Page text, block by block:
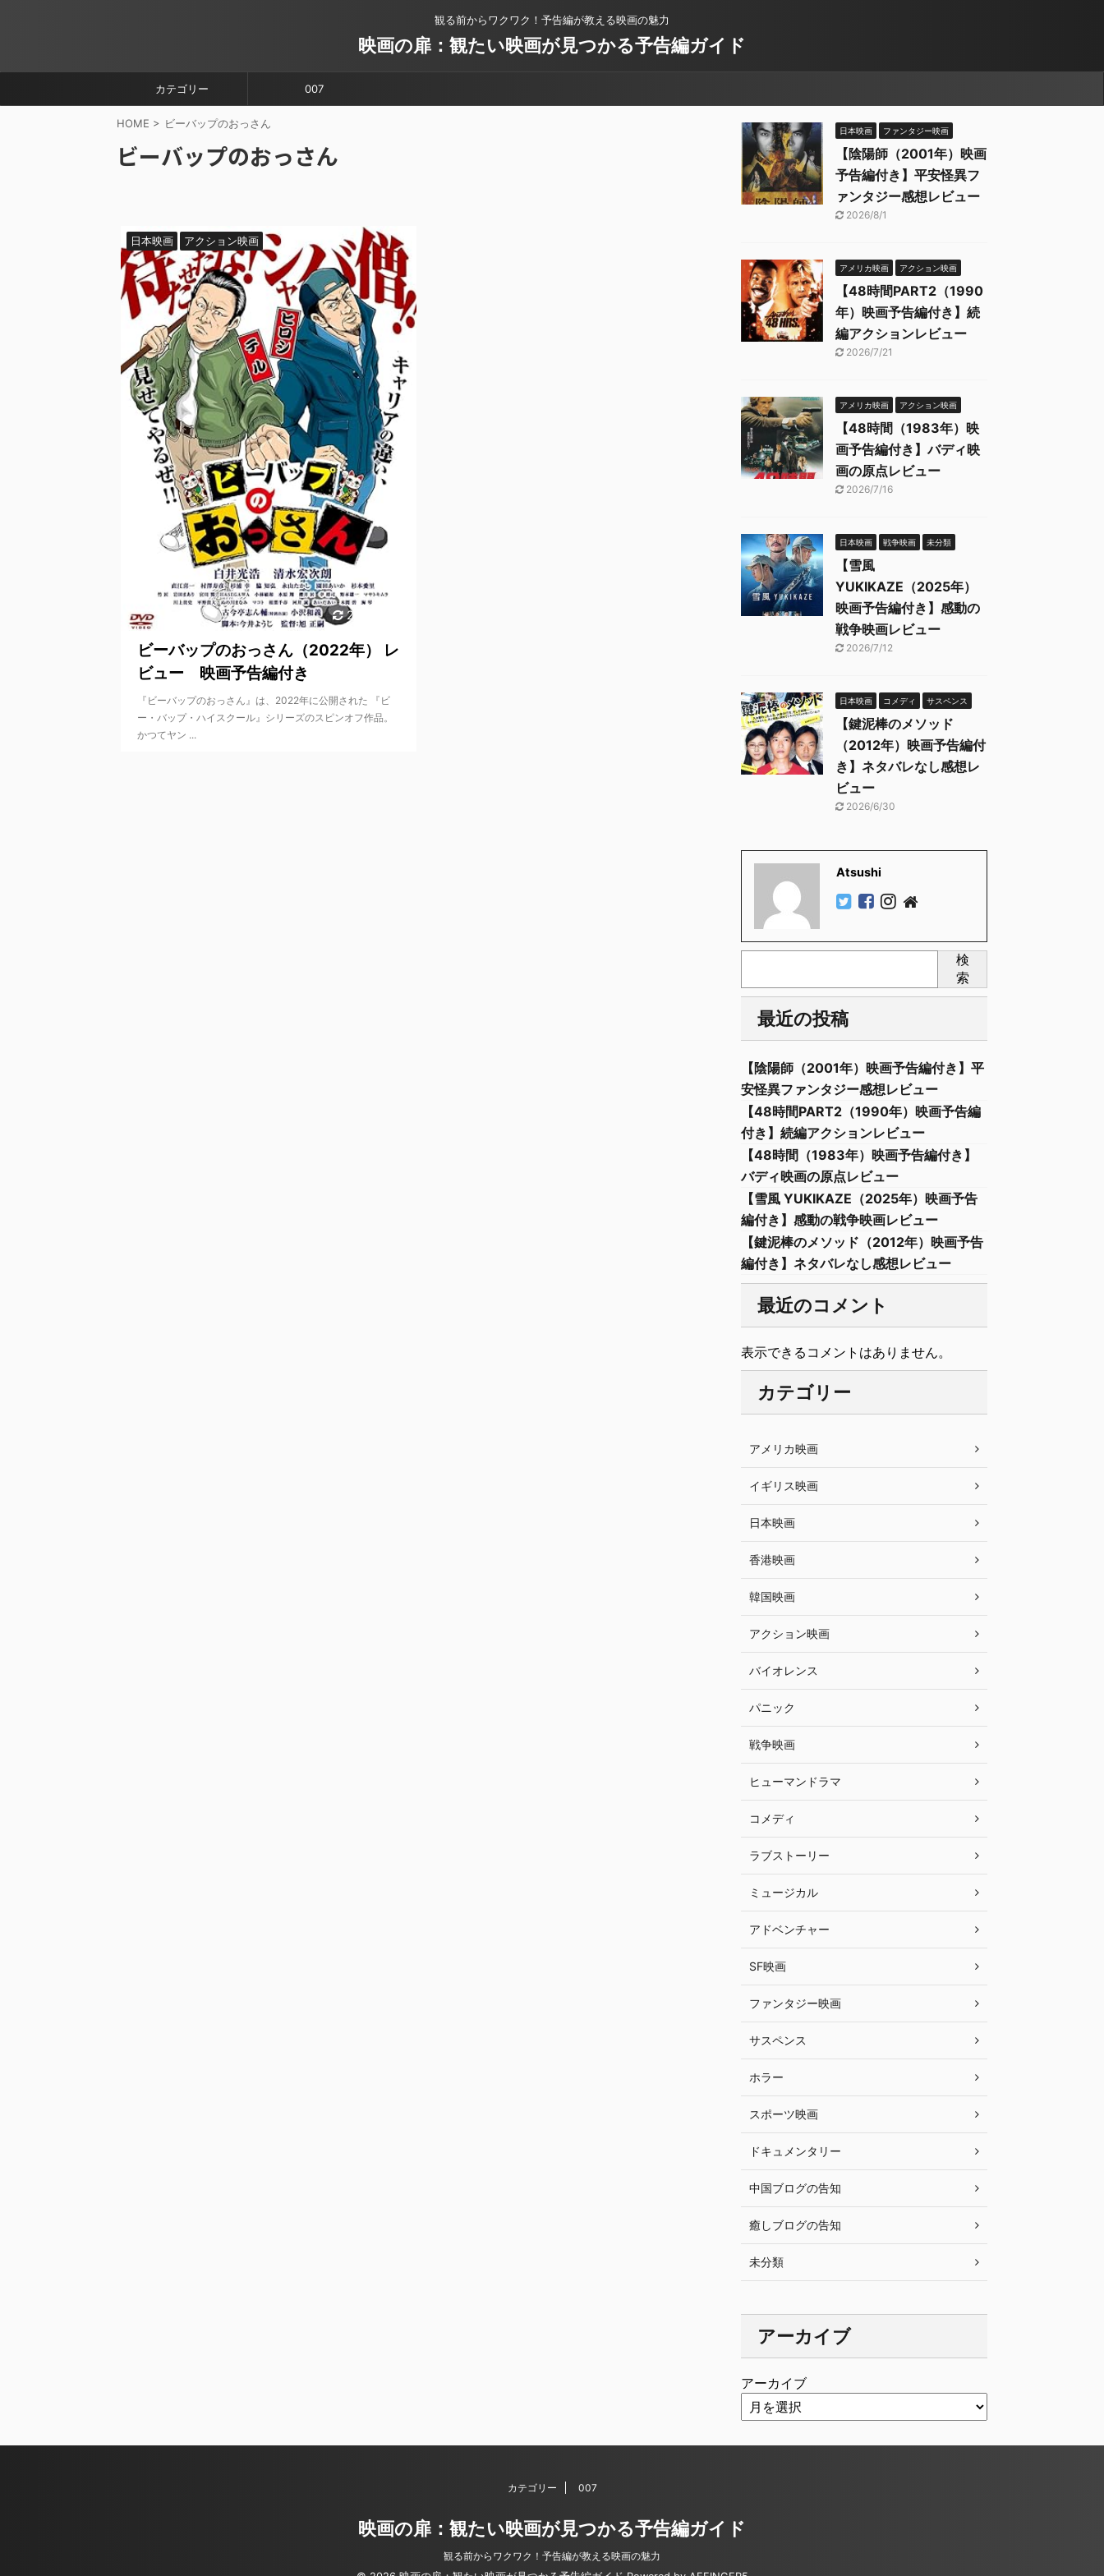
観る前からワクワク！予告編が教える映画の魅力
映画の扉：観たい映画が見つかる予告編ガイド
カテゴリー 007
HOME > ビーバップのおっさん
ビーバップのおっさん
2025/2/24
日本映画 アクション映画
ビーバップのおっさん（2022年） レ
ビュー 映画予告編付き
『ビーバップのおっさん』は、2022年に公開された 『ビ
ー・バップ・ハイスクール』シリーズのスピンオフ作品。
かつてヤン ...
日本映画 ファンタジー映画
【陰陽師（2001年）映画
予告編付き】平安怪異フ
ァンタジー感想レビュー
2026/8/1
アメリカ映画 アクション映画
【48時間PART2（1990
年）映画予告編付き】続
編アクションレビュー
2026/7/21
アメリカ映画 アクション映画
【48時間（1983年）映
画予告編付き】バディ映
画の原点レビュー
2026/7/16
日本映画 戦争映画 未分類
【雪風
YUKIKAZE（2025年）
映画予告編付き】感動の
戦争映画レビュー
2026/7/12
日本映画 コメディ サスペンス
【鍵泥棒のメソッド
（2012年）映画予告編付
き】ネタバレなし感想レ
ビュー
2026/6/30
Atsushi
検
索
最近の投稿
【陰陽師（2001年）映画予告編付き】平
安怪異ファンタジー感想レビュー
【48時間PART2（1990年）映画予告編
付き】続編アクションレビュー
【48時間（1983年）映画予告編付き】
バディ映画の原点レビュー
【雪風 YUKIKAZE（2025年）映画予告
編付き】感動の戦争映画レビュー
【鍵泥棒のメソッド（2012年）映画予告
編付き】ネタバレなし感想レビュー
最近のコメント
表示できるコメントはありません。
カテゴリー
アメリカ映画
イギリス映画
日本映画
香港映画
韓国映画
アクション映画
バイオレンス
パニック
戦争映画
ヒューマンドラマ
コメディ
ラブストーリー
ミュージカル
アドベンチャー
SF映画
ファンタジー映画
サスペンス
ホラー
スポーツ映画
ドキュメンタリー
中国ブログの告知
癒しブログの告知
未分類
アーカイブ
アーカイブ
カテゴリー 007
映画の扉：観たい映画が見つかる予告編ガイド
観る前からワクワク！予告編が教える映画の魅力